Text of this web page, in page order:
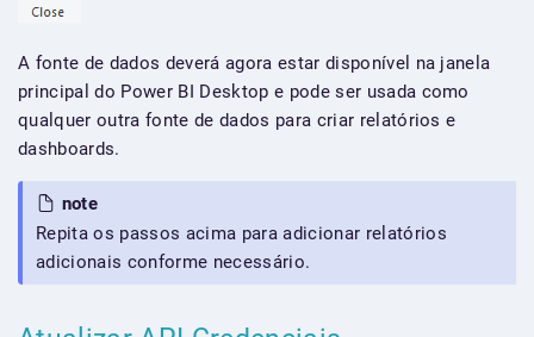
A fonte de dados deverá agora estar disponível na janela
principal do Power BI Desktop e pode ser usada como
qualquer outra fonte de dados para criar relatórios e
dashboards.
note
Repita os passos acima para adicionar relatórios
adicionais conforme necessário.